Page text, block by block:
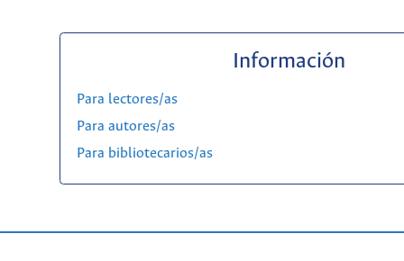
Información
Para lectores/as
Para autores/as
Para bibliotecarios/as